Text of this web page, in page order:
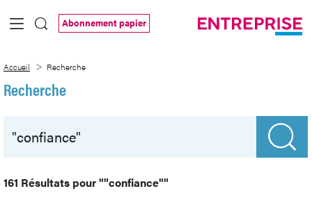
Saut au contenu principal
Abonnement papier
Accueil Recherche
Recherche
161 Résultats pour""confiance""